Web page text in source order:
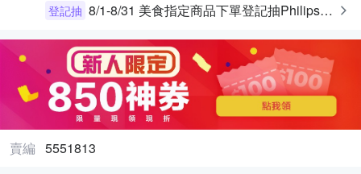
登記抽 8/1-8/31 美食指定商品下單登記抽Philips飛利浦 星樂視透視海星氣炸鍋4.2L 一名
賣編 5551813